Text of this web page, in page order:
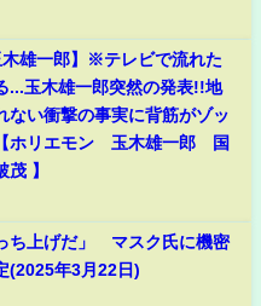
木雄一郎】※テレビで流れた
...玉木雄一郎突然の発表!!地
ない衝撃の事実に背筋がゾッ
ホリエモン 玉木雄一郎 国
】
ち上げだ」 マスク氏に機密
(2025年3月22日)